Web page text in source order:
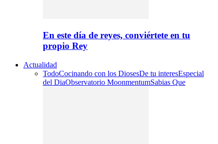
En este día de reyes, conviértete en tu
propio Rey
Actualidad
TodoCocinando con los DiosesDe tu interesEspecial
del DiaObservatorio MoonmentumSabias Que